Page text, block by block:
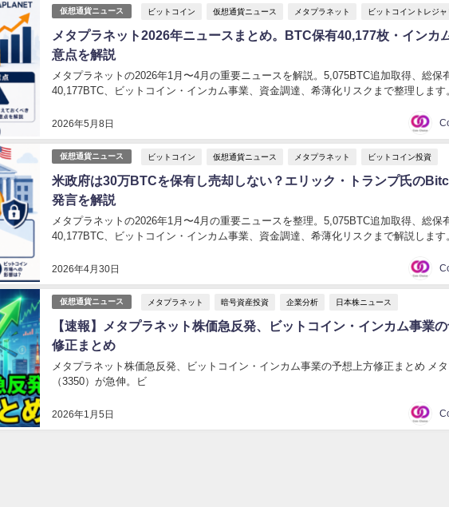
仮想通貨ニュース ビットコイン 仮想通貨ニュース メタプラネット ビットコイントレジャ
メタプラネット2026年ニュースまとめ。BTC保有40,177枚・インカ
意点を解説
2026年5月8日
メタプラネットの2026年1月〜4月の重要ニュースを解説。5,075BTC追加取得、総保
40,177BTC、ビットコイン・インカム事業、資金調達、希薄化リスクまで整理します
仮想通貨ニュース ビットコイン 仮想通貨ニュース メタプラネット ビットコイン投資
米政府は30万BTCを保有し売却しない？エリック・トランプ氏の
発言を解説
2026年4月30日
メタプラネットの2026年1月〜4月の重要ニュースを整理。5,075BTC追加取得、総保
40,177BTC、ビットコイン・インカム事業、資金調達、希薄化リスクまで解説します
仮想通貨ニュース メタプラネット 暗号資産投資 企業分析 日本株ニュース
【速報】メタプラネット株価急反発、ビットコイン・インカム事業
修正まとめ
2026年1月5日
メタプラネット株価急反発、ビットコイン・インカム事業の予想上方修正まとめ メタ
（3350）が急伸。ビ